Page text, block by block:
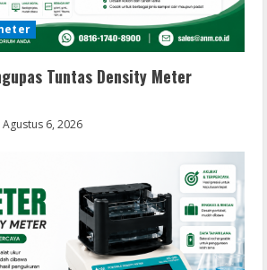
Tuntas Density Meter
Agustus 6, 2026